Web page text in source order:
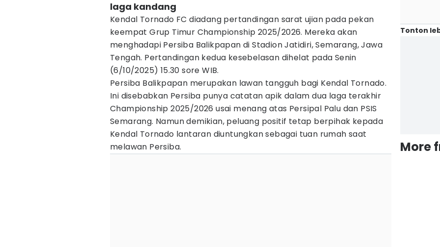
laga kandang
Kendal Tornado FC diadang pertandingan sarat ujian pada pekan
keempat Grup Timur Championship 2025/2026. Mereka akan
menghadapi Persiba Balikpapan di Stadion Jatidiri, Semarang, Jawa
Tengah. Pertandingan kedua kesebelasan dihelat pada Senin
(6/10/2025) 15.30 sore WIB.
Persiba Balikpapan merupakan lawan tangguh bagi Kendal Tornado.
Ini disebabkan Persiba punya catatan apik dalam dua laga terakhir
Championship 2025/2026 usai menang atas Persipal Palu dan PSIS
Semarang. Namun demikian, peluang positif tetap berpihak kepada
Kendal Tornado lantaran diuntungkan sebagai tuan rumah saat
melawan Persiba.
Tonton
More